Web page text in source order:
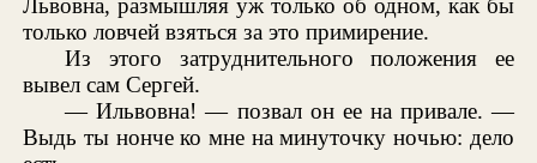
Львовна, размышляя уж только об одном, как бы
только ловчей взяться за это примирение.
Из этого затруднительного положения ее
вывел сам Сергей.
— Ильвовна! — позвал он ее на привале. —
Выдь ты нонче ко мне на минуточку ночью: дело